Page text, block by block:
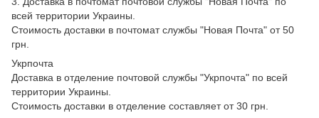
всей территории Украины.
Стоимость доставки в почтомат службы "Новая Почта" от 50
грн.
Укрпочта
Доставка в отделение почтовой службы "Укрпочта" по всей
территории Украины.
Стоимость доставки в отделение составляет от 30 грн.